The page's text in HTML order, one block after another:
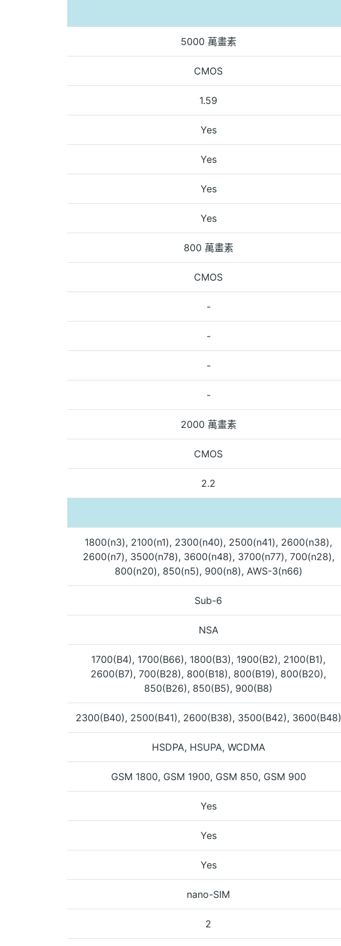
5000 萬畫素
CMOS
1.59
Yes
Yes
Yes
Yes
800 萬畫素
CMOS
-
-
-
-
2000 萬畫素
CMOS
2.2
1800(n3), 2100(n1), 2300(n40), 2500(n41), 2600(n38),
2600(n7), 3500(n78), 3600(n48), 3700(n77), 700(n28),
800(n20), 850(n5), 900(n8), AWS-3(n66)
Sub-6
NSA
1700(B4), 1700(B66), 1800(B3), 1900(B2), 2100(B1),
2600(B7), 700(B28), 800(B18), 800(B19), 800(B20),
850(B26), 850(B5), 900(B8)
2300(B40), 2500(B41), 2600(B38), 3500(B42), 3600(B48)
HSDPA, HSUPA, WCDMA
GSM 1800, GSM 1900, GSM 850, GSM 900
Yes
Yes
Yes
nano-SIM
2